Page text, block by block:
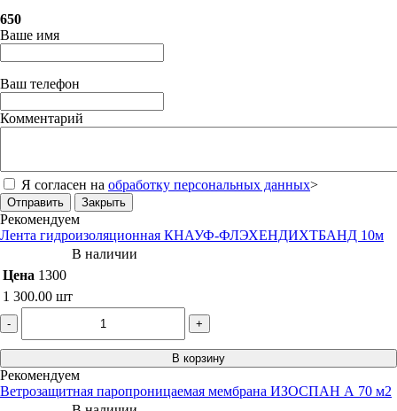
650
Ваше имя
Ваш телефон
Комментарий
Я согласен на обработку персональных данных>
Отправить Закрыть
Рекомендуем
Лента гидроизоляционная КНАУФ-ФЛЭХЕНДИХТБАНД 10м
В наличии
Цена 1300
1 300.00 шт
- +
В корзину
Рекомендуем
Ветрозащитная паропроницаемая мембрана ИЗОСПАН А 70 м2